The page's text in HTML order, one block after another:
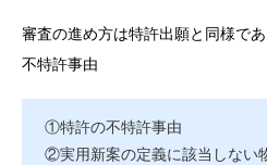
審査の進め方は特許出願と同様であ
不特許事由
①特許の不特許事由
②実用新案の定義に該当しない